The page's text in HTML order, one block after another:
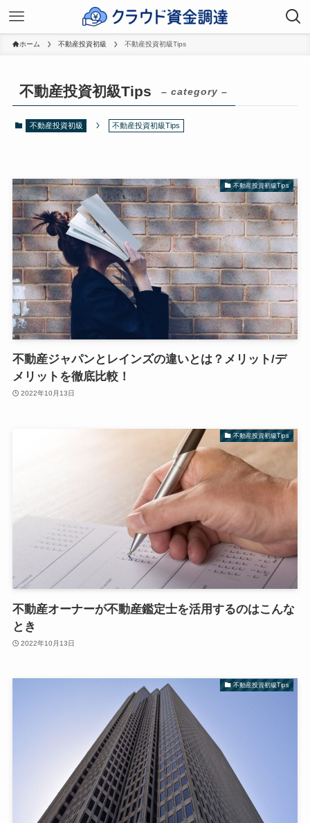
ホーム 不動産投資初級 不動産投資初級Tips
不動産投資初級Tips – category –
不動産投資初級 不動産投資初級Tips
不動産投資初級Tips
不動産ジャパンとレインズの違いとは？メリット/デ
メリットを徹底比較！
2022年10月13日
不動産投資初級Tips
不動産オーナーが不動産鑑定士を活用するのはこんな
とき
2022年10月13日
不動産投資初級Tips